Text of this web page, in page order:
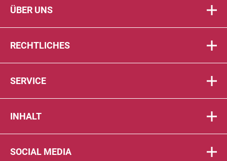
ÜBER UNS
RECHTLICHES
SERVICE
INHALT
SOCIAL MEDIA